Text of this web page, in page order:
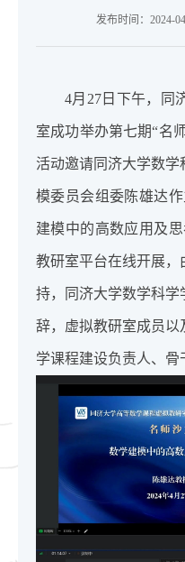
发布时间：2024-
4月27日下午，同
室成功举办第七期“名
活动邀请同济大学数
模委员会组委陈雄达
建模中的高数应用及
教研室平台在线开展，
持，同济大学数学科
辞，虚拟教研室成员
学课程建设负责人、骨